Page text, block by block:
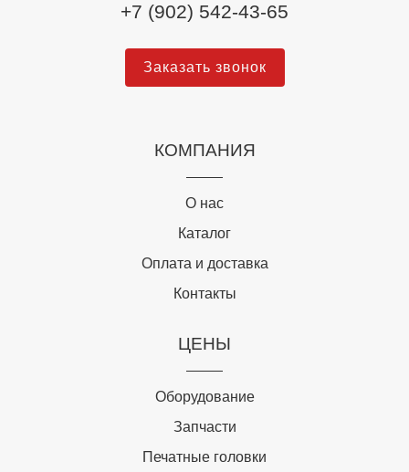
+7 (902) 542-43-65
Заказать звонок
КОМПАНИЯ
О нас
Каталог
Оплата и доставка
Контакты
ЦЕНЫ
Оборудование
Запчасти
Печатные головки